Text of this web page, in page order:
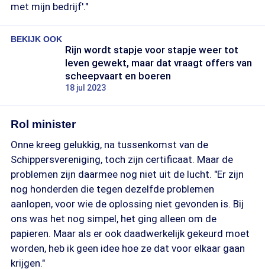
met mijn bedrijf'."
BEKIJK OOK
Rijn wordt stapje voor stapje weer tot
leven gewekt, maar dat vraagt offers van
scheepvaart en boeren
18 jul 2023
Rol minister
Onne kreeg gelukkig, na tussenkomst van de
Schippersvereniging, toch zijn certificaat. Maar de
problemen zijn daarmee nog niet uit de lucht. "Er zijn
nog honderden die tegen dezelfde problemen
aanlopen, voor wie de oplossing niet gevonden is. Bij
ons was het nog simpel, het ging alleen om de
papieren. Maar als er ook daadwerkelijk gekeurd moet
worden, heb ik geen idee hoe ze dat voor elkaar gaan
krijgen."